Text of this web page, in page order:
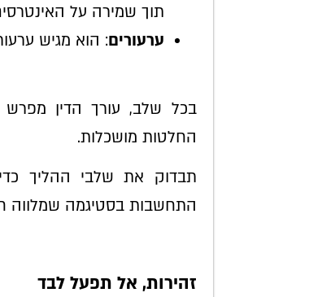
תוך שמירה על
ערעורים: הוא מגיש
בכל שלב, עורך הדין
החלטות מושכלות.
תבדוק את שלבי ההליך
התחשבות בסטיגמה שמלווה
זהירות, אל תפעל לבד